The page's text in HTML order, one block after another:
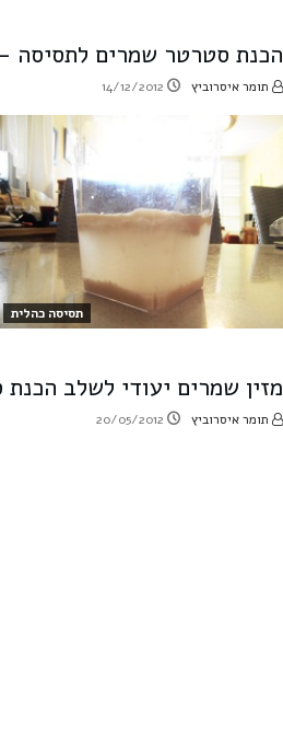
הכנת סטרטר שמרים לתסיסה
תומר איסרוביץ 14/12/2012
תסיסה כהלית
מזין שמרים יעודי לשלב
תומר איסרוביץ 20/05/2012